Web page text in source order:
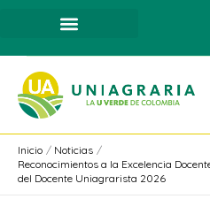
contenido
Inicio
Noticias
Reconocimientos a la Excelencia
del Docente Uniagrarista 2026